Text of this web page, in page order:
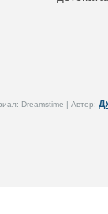
Dreamstime | Автор: